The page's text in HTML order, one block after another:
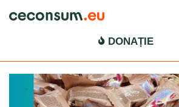
ce fel de ciocolata
DONAȚIE